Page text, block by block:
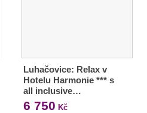
Luhačovice: Relax v
Hotelu Harmonie *** s
all inclusive…
6 750 Kč